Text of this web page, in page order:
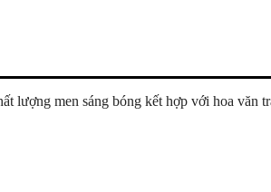
lượng men sáng bóng kết hợp với hoa văn